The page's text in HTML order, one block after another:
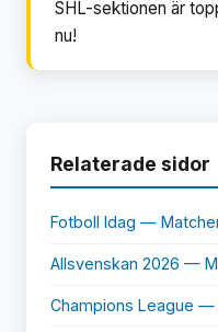
SHL-sektionen är
nu!
Relaterade sidor
Fotboll Idag —
Allsvenskan 2026 —
Champions League —